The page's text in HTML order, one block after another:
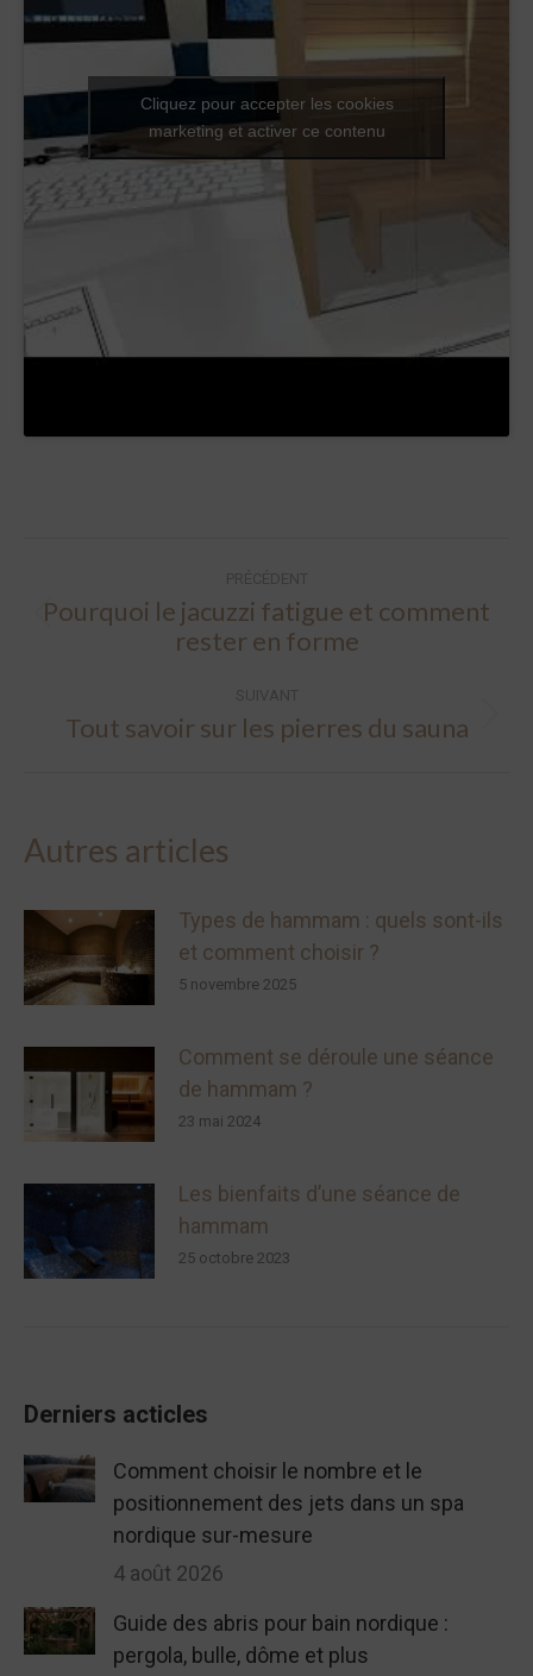
Cliquez pour accepter les cookies
marketing et activer ce contenu
article
Article
Pourquoi le jacuzzi fatigue et comment
rester en forme
Article
Tout savoir sur les pierres du sauna
Autres articles
Types de hammam : quels sont-ils
et comment choisir ?
5 novembre 2025
Comment se déroule une séance
de hammam ?
23 mai 2024
Les bienfaits d’une séance de
hammam
25 octobre 2023
Derniers acticles
Comment choisir le nombre et le
positionnement des jets dans un spa
nordique sur-mesure
4 août 2026
Guide des abris pour bain nordique :
pergola, bulle, dôme et plus